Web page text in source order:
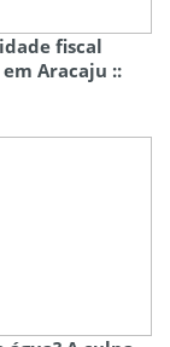
fiscal
Aracaju ::